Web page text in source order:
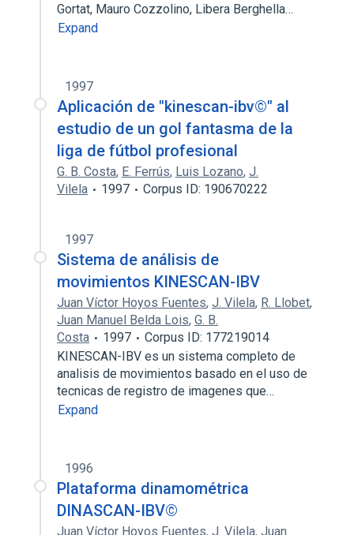
Gortat, Mauro Cozzolino, Libera Berghella…
Expand
1997
Aplicación de "kinescan-ibv©" al
estudio de un gol fantasma de la
liga de fútbol profesional
G. B. Costa, E. Ferrús, Luis Lozano, J.
Vilela
1997 Corpus ID: 190670222
1997
Sistema de análisis de
movimientos KINESCAN-IBV
Juan Víctor Hoyos Fuentes, J. Vilela, R. Llobet,
Juan Manuel Belda Lois, G. B.
Costa
1997
Corpus ID: 177219014
KINESCAN-IBV es un sistema completo de
analisis de movimientos basado en el uso de
tecnicas de registro de imagenes que…
Expand
1996
Plataforma dinamométrica
DINASCAN-IBV©
Juan Víctor Hoyos Fuentes, J. Vilela, Juan